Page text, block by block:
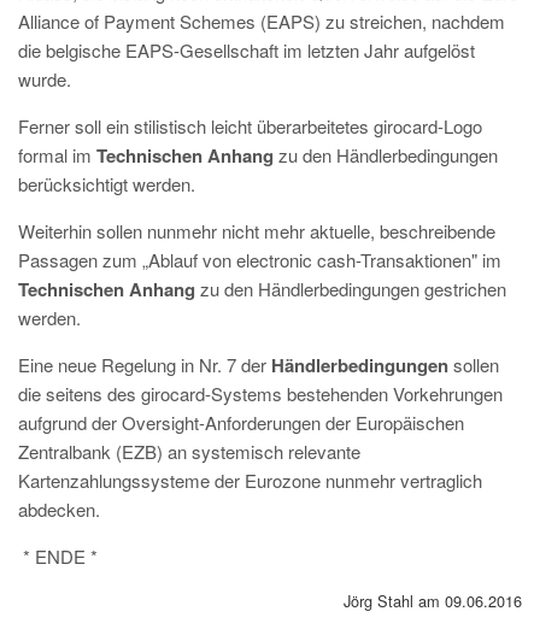
Alliance of Payment Schemes (EAPS) zu streichen, nachdem
die belgische EAPS-Gesellschaft im letzten Jahr aufgelöst
wurde.
Ferner soll ein stilistisch leicht überarbeitetes girocard-Logo
formal im Technischen Anhang zu den Händlerbedingungen
berücksichtigt werden.
Weiterhin sollen nunmehr nicht mehr aktuelle, beschreibende
Passagen zum „Ablauf von electronic cash-Transaktionen" im
Technischen Anhang zu den Händlerbedingungen gestrichen
werden.
Eine neue Regelung in Nr. 7 der Händlerbedingungensollen
die seitens des girocard-Systems bestehenden Vorkehrungen
aufgrund der Oversight-Anforderungen der Europäischen
Zentralbank (EZB) an systemisch relevante
Kartenzahlungssysteme der Eurozone nunmehr vertraglich
abdecken.
* ENDE *
Jörg Stahl am 09.06.2016